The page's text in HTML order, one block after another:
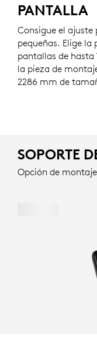
PANTALLA
Consigue el
pequeñas. Elige la
pantallas de
la pieza de
2286 mm de
SOPORTE
Opción de